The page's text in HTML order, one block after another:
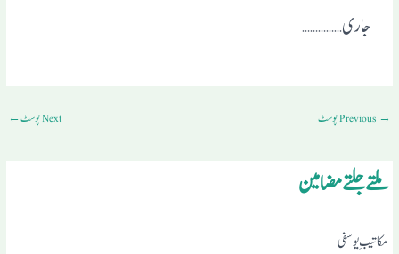
جاری……………
→ Next پوسٹ ←
ملتے جلتے مضامین
مکاتیبِ یوسفی